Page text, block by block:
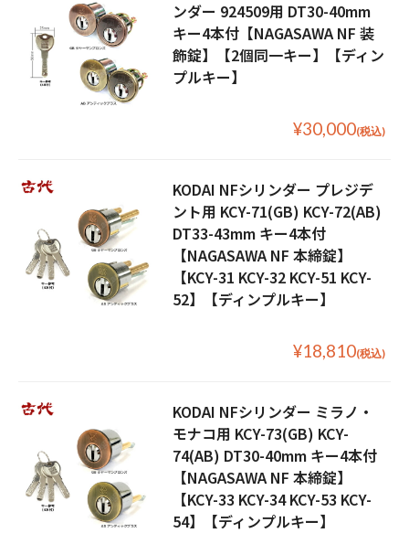
ンダー 924509用 DT30-40mm
キー4本付【NAGASAWA NF 装
飾錠】【2個同一キー】【ディン
プルキー】
¥30,000(税込)
KODAI NFシリンダー プレジデ
ント用 KCY-71(GB) KCY-72(AB)
DT33-43mm キー4本付
【NAGASAWA NF 本締錠】
【KCY-31 KCY-32 KCY-51 KCY-
52】【ディンプルキー】
¥18,810(税込)
KODAI NFシリンダー ミラノ・
モナコ用 KCY-73(GB) KCY-
74(AB) DT30-40mm キー4本付
【NAGASAWA NF 本締錠】
【KCY-33 KCY-34 KCY-53 KCY-
54】【ディンプルキー】